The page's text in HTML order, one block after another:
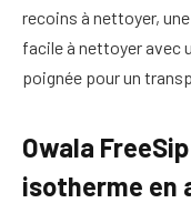
recoins à nettoyer,
facile à nettoyer avec
poignée pour un
Owala
isotherme en